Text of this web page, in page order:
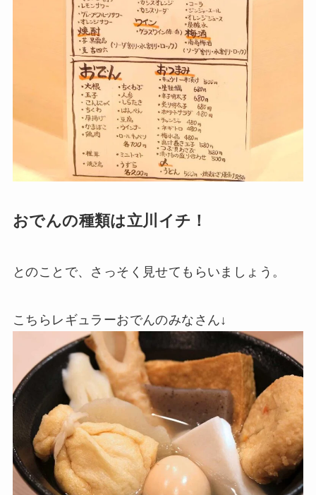
おでんの種類は立川イチ！
とのことで、さっそく見せてもらいましょう。
こちらレギュラーおでんのみなさん↓